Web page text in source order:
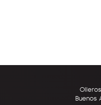
Olleros
Buenos